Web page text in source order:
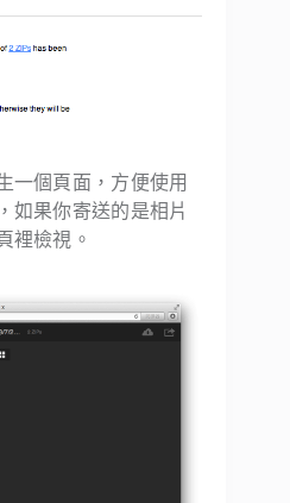
一個頁面，方便使用
如果你寄送的是相片
裡檢視。